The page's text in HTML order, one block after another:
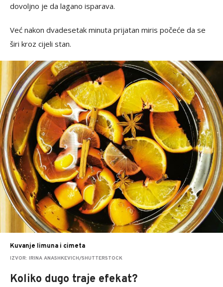
dovoljno je da lagano isparava.
Već nakon dvadesetak minuta prijatan miris počeće da se
širi kroz cijeli stan.
Kuvanje limuna i cimeta
IZVOR: IRINA ANASHKEVICH/SHUTTERSTOCK
Koliko dugo traje efekat?